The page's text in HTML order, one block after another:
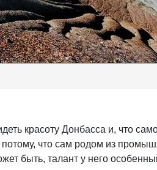
красоту Донбасса и, что
что сам родом из
быть, талант у него